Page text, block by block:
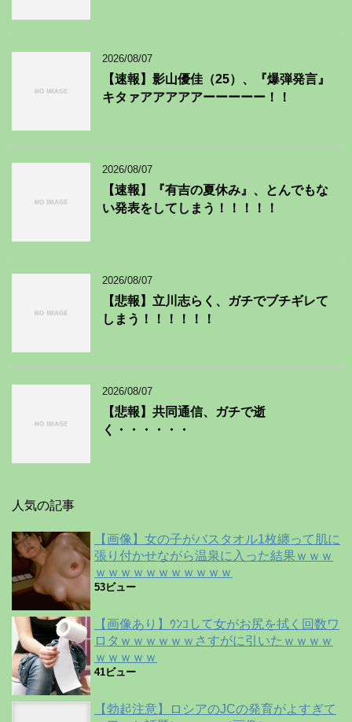
2026/08/07
【速報】影山優佳（25）、『爆弾発言』
キタァアアアアアーーーーー！！
2026/08/07
【速報】『有吉の夏休み』、とんでもな
い発表をしてしまう！！！！！
2026/08/07
【悲報】立川志らく、ガチでブチギレて
しまう！！！！！！
2026/08/07
【悲報】共同通信、ガチで逝
く・・・・・・
人気の記事
【画像】女の子がバスタオル1枚纏って肌に
張り付かせながら温泉に入った結果ｗｗｗ
ｗｗｗｗｗｗｗｗｗｗｗ
53ビュー
【画像あり】ｳﾝｺして女がお尻を拭く回数ワ
ロタｗｗｗｗｗｗさすがに引いたｗｗｗｗ
ｗｗｗｗｗ
41ビュー
【勃起注意】ロシアのJCの発育がよすぎて